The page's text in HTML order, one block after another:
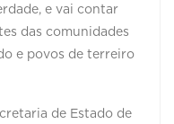
e vai contar
das comunidades
e povos de terreiro
de Estado de